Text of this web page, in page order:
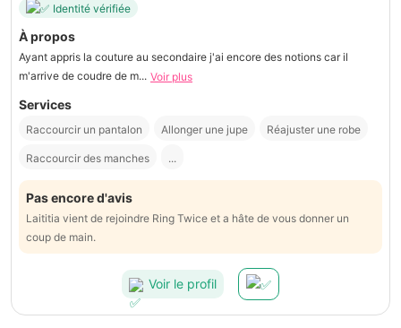
Identité vérifiée
À propos
Ayant appris la couture au secondaire j'ai encore des notions car il
m'arrive de coudre de m... Voir plus
Services
Raccourcir un pantalon Allonger une jupe Réajuster une robe
Raccourcir des manches ...
Pas encore d'avis
Laititia vient de rejoindre Ring Twice et a hâte de vous donner un
coup de main.
Voir le profil